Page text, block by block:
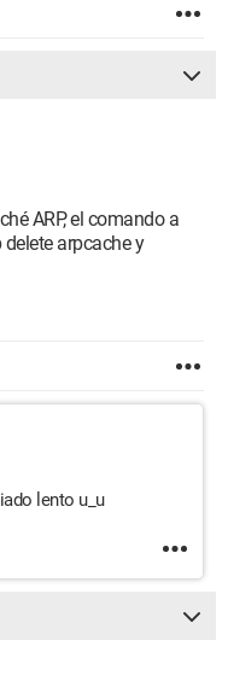
ARP, el comando a
arpcache y
lento u_u